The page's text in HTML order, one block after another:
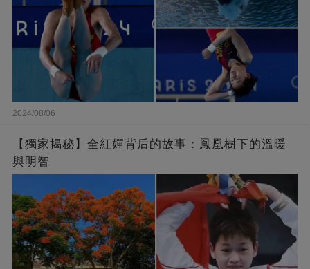
2024/08/06
【獨家揭秘】全紅嬋背后的故事：鳳凰樹下的溫暖
與明智